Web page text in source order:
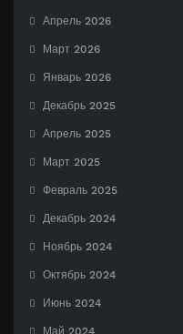
Апрель 2026
Март 2026
Январь 2026
Декабрь 2025
Апрель 2025
Март 2025
Февраль 2025
Декабрь 2024
Ноябрь 2024
Октябрь 2024
Июнь 2024
Май 2024